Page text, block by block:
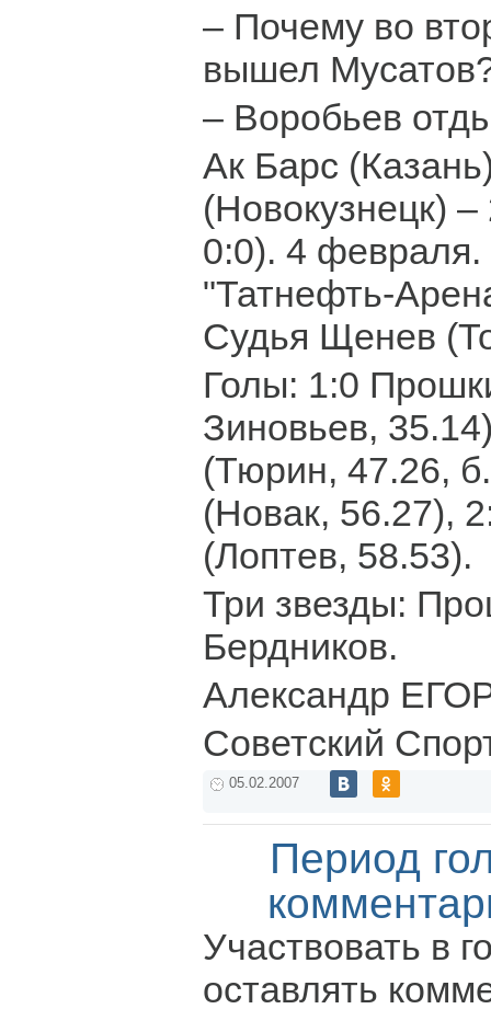
– Почему во
вышел
– Воробьев
Ак Барс
(Новокузнецк)
0:0). 4
"Татнефть-
Судья Щенев
Голы: 1:0
Зиновьев,
(Тюрин, 47.26,
(Новак, 56.27),
(Лоптев, 58.53).
Три звезды:
Бердников.
Александр
Советский
05.02.2007
Период
Участвовать в
оставлять